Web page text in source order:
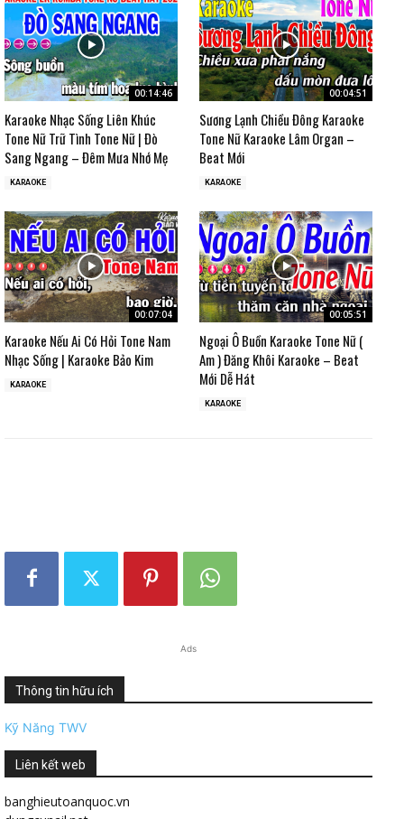
00:14:46
Karaoke Nhạc Sống Liên Khúc
Tone Nữ Trữ Tình Tone Nữ | Đò
Sang Ngang – Đêm Mưa Nhớ Mẹ
KARAOKE
00:04:51
Sương Lạnh Chiều Đông Karaoke
Tone Nữ Karaoke Lâm Organ –
Beat Mới
KARAOKE
00:07:04
Karaoke Nếu Ai Có Hỏi Tone Nam
Nhạc Sống | Karaoke Bảo Kim
KARAOKE
00:05:51
Ngoại Ô Buồn Karaoke Tone Nữ (
Am ) Đăng Khôi Karaoke – Beat
Mới Dễ Hát
KARAOKE
Ads
Thông tin hữu ích
Kỹ Năng TWV
Liên kết web
banghieutoanquoc.vn